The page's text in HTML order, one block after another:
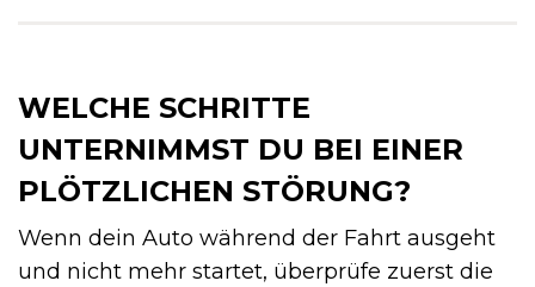
WELCHE SCHRITTE
UNTERNIMMST DU BEI EINER
PLÖTZLICHEN STÖRUNG?
Wenn dein Auto während der Fahrt ausgeht
und nicht mehr startet, überprüfe zuerst die